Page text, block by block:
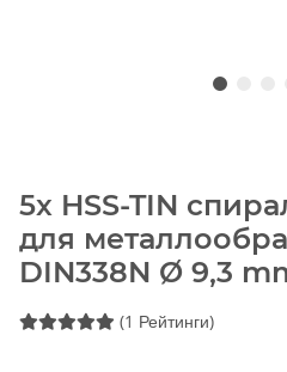
5x HSS-TIN
для
DIN338N Ø 9,3
(1 Рейтинги)